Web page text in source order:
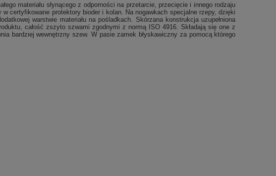
materiału słynącego z odporności na przetarcie, przecięcie i innego rodzaju
certyfikowane protektory bioder i kolan. Na nogawkach specjalne rzepy, dzięki
warstwie materiału na pośladkach. Skórzana konstrukcja uzupełniona
całość zszyto szwami zgodnymi z normą ISO 4916. Składają się one z
bardziej wewnętrzny szew. W pasie zamek błyskawiczny za pomocą którego